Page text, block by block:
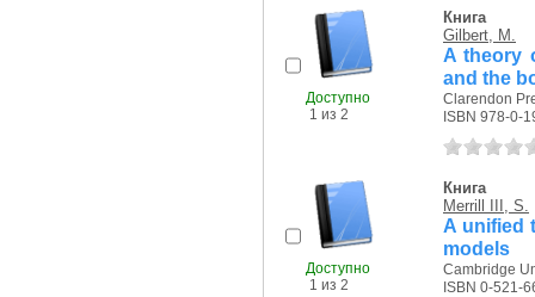
Доступно
1 из 2
Книга
Gilbert, M.
A theory
and the
Clarendon
ISBN 978-0-
Доступно
1 из 2
Книга
Merrill III, S.
A unified
models
Cambridge
ISBN 0-521-